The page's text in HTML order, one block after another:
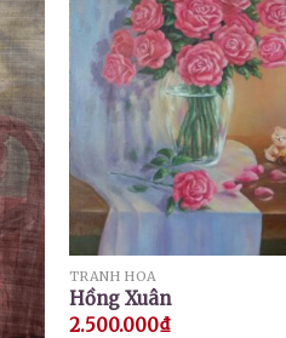
TRANH HOA
Hồng Xuân
2.500.000₫